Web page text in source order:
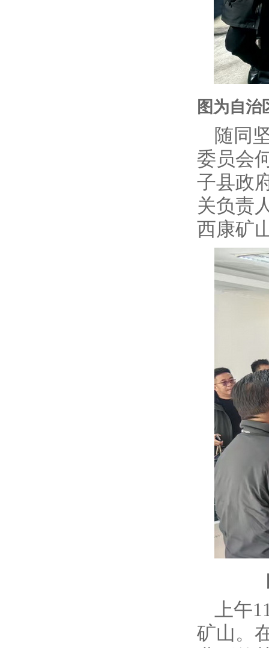
图为自
随同
委员会
子县政
关负责
西康矿
上午
矿山。